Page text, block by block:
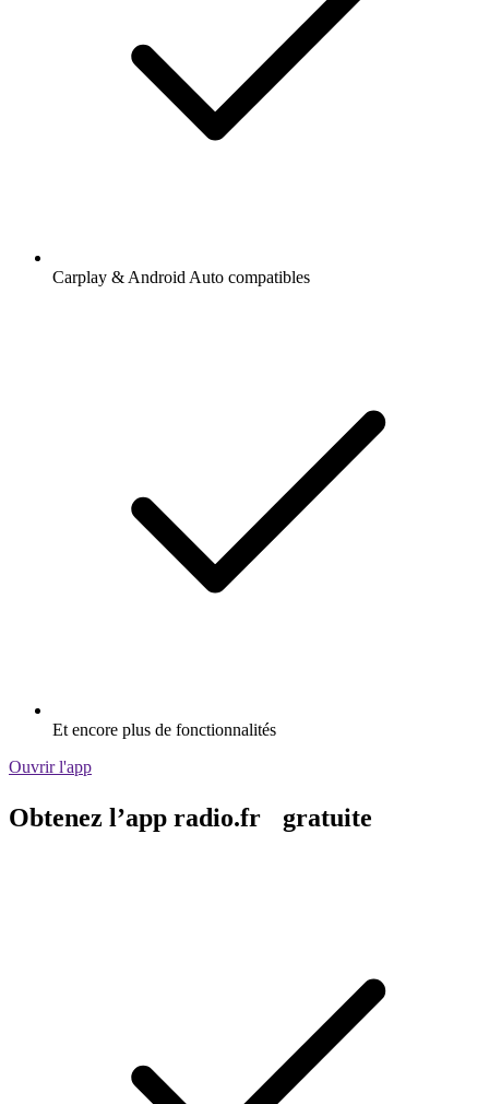
Carplay & Android Auto compatibles
Et encore plus de fonctionnalités
Ouvrir l'app
Obtenez l’app radio.fr gratuite